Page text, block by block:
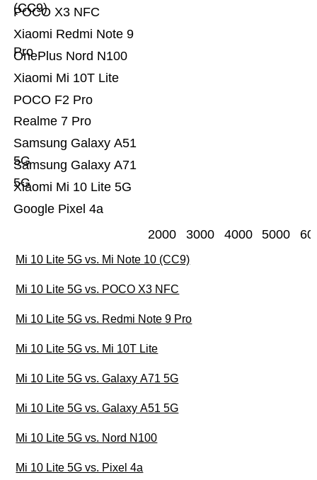
Google Pixel 4a
Xiaomi Mi 10 Lite 5G
Samsung Galaxy A71
5G
Samsung Galaxy A51
5G
Realme 7 Pro
POCO F2 Pro
Xiaomi Mi 10T Lite
OnePlus Nord N100
Xiaomi Redmi Note 9
Pro
POCO X3 NFC
(CC9)
2000 3000 4000 5000
Mi 10 Lite 5G vs. Mi Note 10 (CC9)
Mi 10 Lite 5G vs. POCO X3 NFC
Mi 10 Lite 5G vs. Redmi Note 9 Pro
Mi 10 Lite 5G vs. Mi 10T Lite
Mi 10 Lite 5G vs. Galaxy A71 5G
Mi 10 Lite 5G vs. Galaxy A51 5G
Mi 10 Lite 5G vs. Nord N100
Mi 10 Lite 5G vs. Pixel 4a